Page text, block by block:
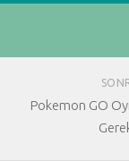
Pokemon GO